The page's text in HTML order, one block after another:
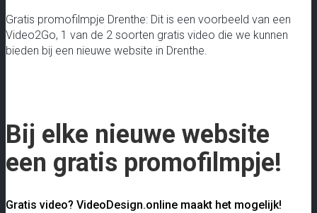
Gratis promofilmpje Drenthe: Dit is een voorbeeld van een
Video2Go, 1 van de 2 soorten gratis video die we kunnen
bieden bij een nieuwe website in Drenthe.
Bij elke nieuwe website
een gratis promofilmpje!
Gratis video? VideoDesign.online maakt het mogelijk!